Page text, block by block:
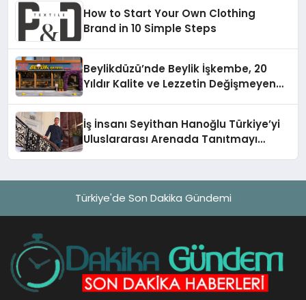
How to Start Your Own Clothing
Brand in 10 Simple Steps
Beylikdüzü’nde Beylik İşkembe, 20
Yıldır Kalite ve Lezzetin Değişmeyen
İş İnsanı Seyithan Hanoğlu Türkiye’yi
Uluslararası Arenada Tanıtmayı
Türkiye'de Son Dakika Gündemi